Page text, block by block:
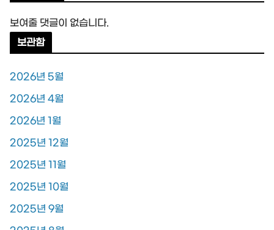
보여줄 댓글이 없습니다.
보관함
2026년 5월
2026년 4월
2026년 1월
2025년 12월
2025년 11월
2025년 10월
2025년 9월